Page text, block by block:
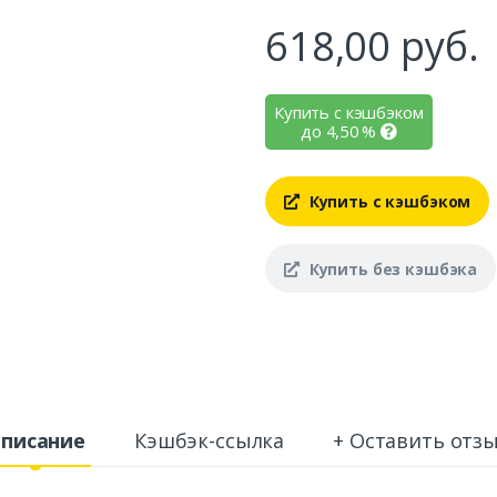
618,00 руб.
Купить с кэшбэком
до 4,50%
Купить с кэшбэком
Купить без кэшбэка
Кэшбэк-ссылка + Оставить